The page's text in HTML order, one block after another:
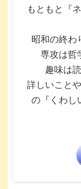
もともと『
昭和の終わ
専攻は哲
趣味は読
詳しいこと
の『くわし